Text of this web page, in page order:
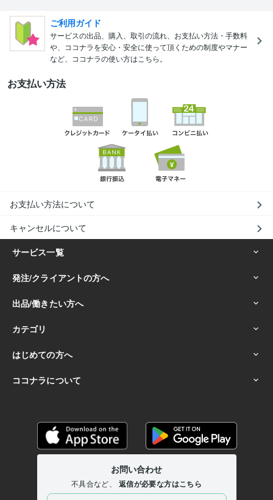
ご利用ガイド
サービスの出品、購入、取引の流れ、お支払い方法・手数料
や、ココナラを安心・安全に使って頂くための制度やマナー
など、ココナラの使い方はこちら。
お支払い方法
お支払い方法について
キャンセルについて